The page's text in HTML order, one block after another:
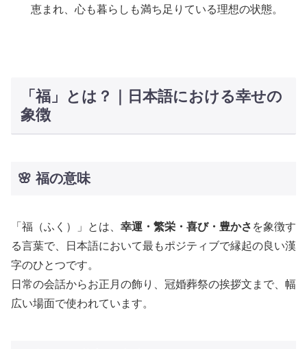
恵まれ、心も暮らしも満ち足りている理想の状態。
「福」とは？｜日本語における幸せの
象徴
🌸 福の意味
「福（ふく）」とは、 幸運・繁栄・喜び・豊かさ を象徴す
る言葉で、日本語において最もポジティブで縁起の良い漢
字のひとつです。
日常の会話からお正月の飾り、冠婚葬祭の挨拶文まで、幅
広い場面で使われています。